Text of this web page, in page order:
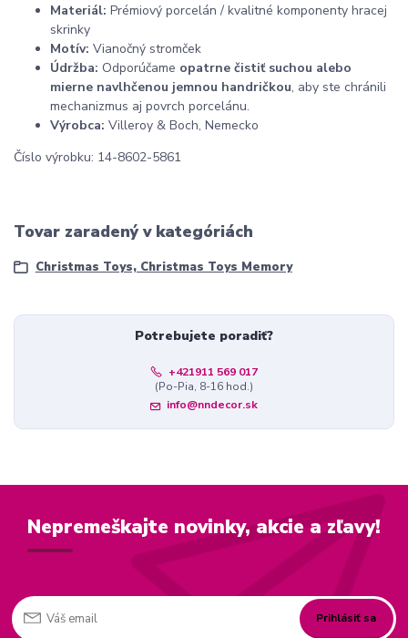
Materiál: Prémiový porcelán / kvalitné komponenty hracej
skrinky
Motív: Vianočný stromček
Údržba: Odporúčame opatrne čistiť suchou alebo
mierne navlhčenou jemnou handričkou, aby ste chránili
mechanizmus aj povrch porcelánu.
Výrobca: Villeroy & Boch, Nemecko
Číslo výrobku: 14-8602-5861
Tovar zaradený v kategóriách
Christmas Toys, Christmas Toys Memory
Potrebujete poradiť?
+421911 569 017
(Po-Pia, 8-16 hod.)
info@nndecor.sk
Nepremeškajte novinky, akcie a zľavy!
Prihlásiť sa